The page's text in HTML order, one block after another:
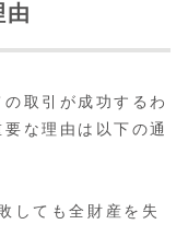
取引が成功するわ
な理由は以下の通
しても全財産を失